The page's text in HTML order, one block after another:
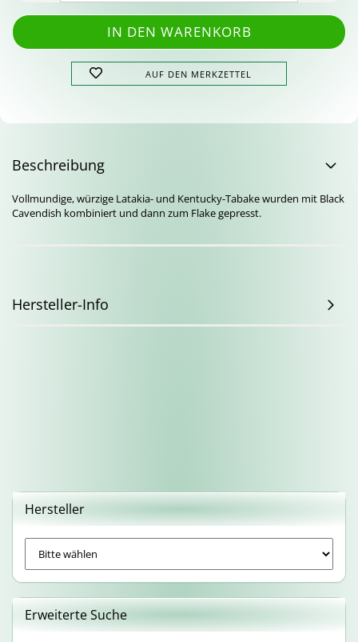
AUF DEN MERKZETTEL
Beschreibung
Vollmundige, würzige Latakia- und Kentucky-Tabake wurden mit Black
Cavendish kombiniert und dann zum Flake gepresst.
Hersteller-Info
Hersteller
Erweiterte Suche